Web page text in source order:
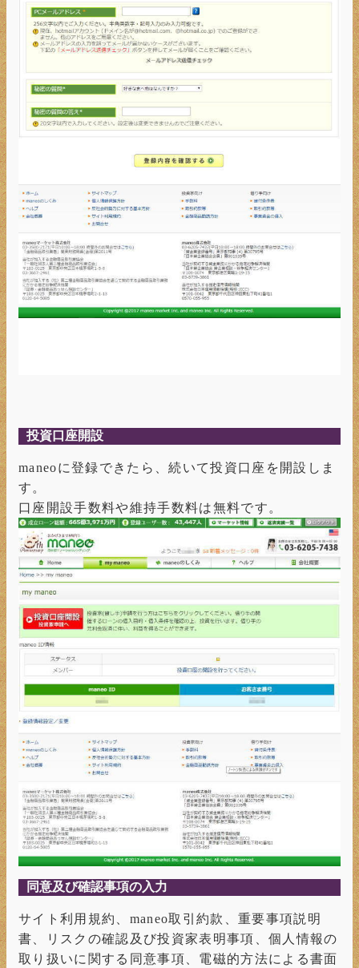
投資口座開設
maneoに登録できたら、続いて投資口座を開設しま
す。
口座開設手数料や維持手数料は無料です。
同意及び確認事項の入力
サイト利用規約、maneo取引約款、重要事項説明
書、リスクの確認及び投資家表明事項、個人情報の
取り扱いに関する同意事項、電磁的方法による書面